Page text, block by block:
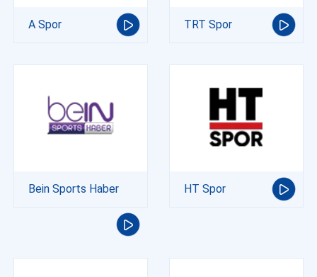
A Spor TRT Spor
Bein Sports Haber HT Spor